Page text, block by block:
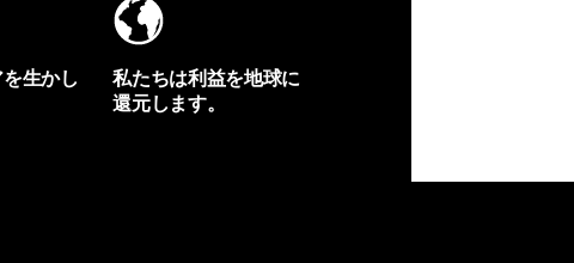
生かし
私たちは利益を地球に
還元します。